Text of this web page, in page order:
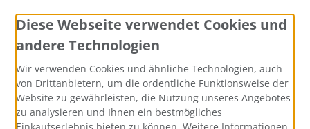
Social Media
Diese Webseite verwendet Cookies und
andere Technologien
Wir verwenden Cookies und ähnliche Technologien, auch
von Drittanbietern, um die ordentliche Funktionsweise der
Website zu gewährleisten, die Nutzung unseres Angebotes
zu analysieren und Ihnen ein bestmögliches